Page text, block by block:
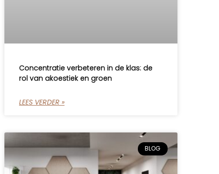
Concentratie verbeteren in de klas: de
rol van akoestiek en groen
LEES VERDER »
BLOG